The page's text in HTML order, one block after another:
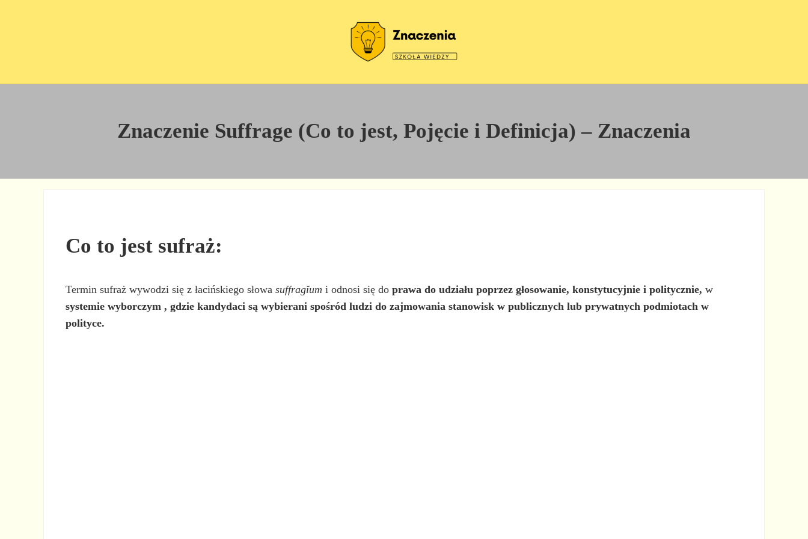
Znaczenie Suffrage (Co to jest, Pojęcie i Definicja) – Znaczenia
Co to jest sufraż:
Termin sufraż wywodzi się z łacińskiego słowasuffragĭum i odnosi się doprawa do udziału poprzez głosowanie, konstytucyjnie i politycznie, w
systemie wyborczym, gdzie kandydaci są wybierani spośród ludzi do zajmowania stanowisk w publicznych lub prywatnych podmiotach w
polityce.